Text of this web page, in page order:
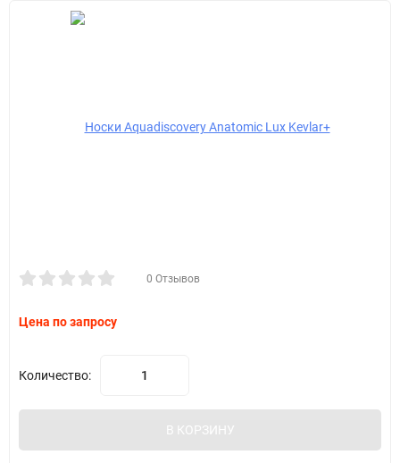
0 Отзывов
Цена по запросу
Количество:
В КОРЗИНУ